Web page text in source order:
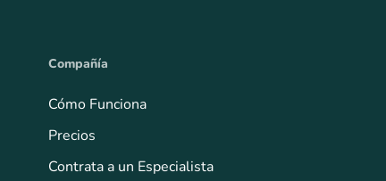
Compañía
Cómo Funciona
Precios
Contrata a un Especialista